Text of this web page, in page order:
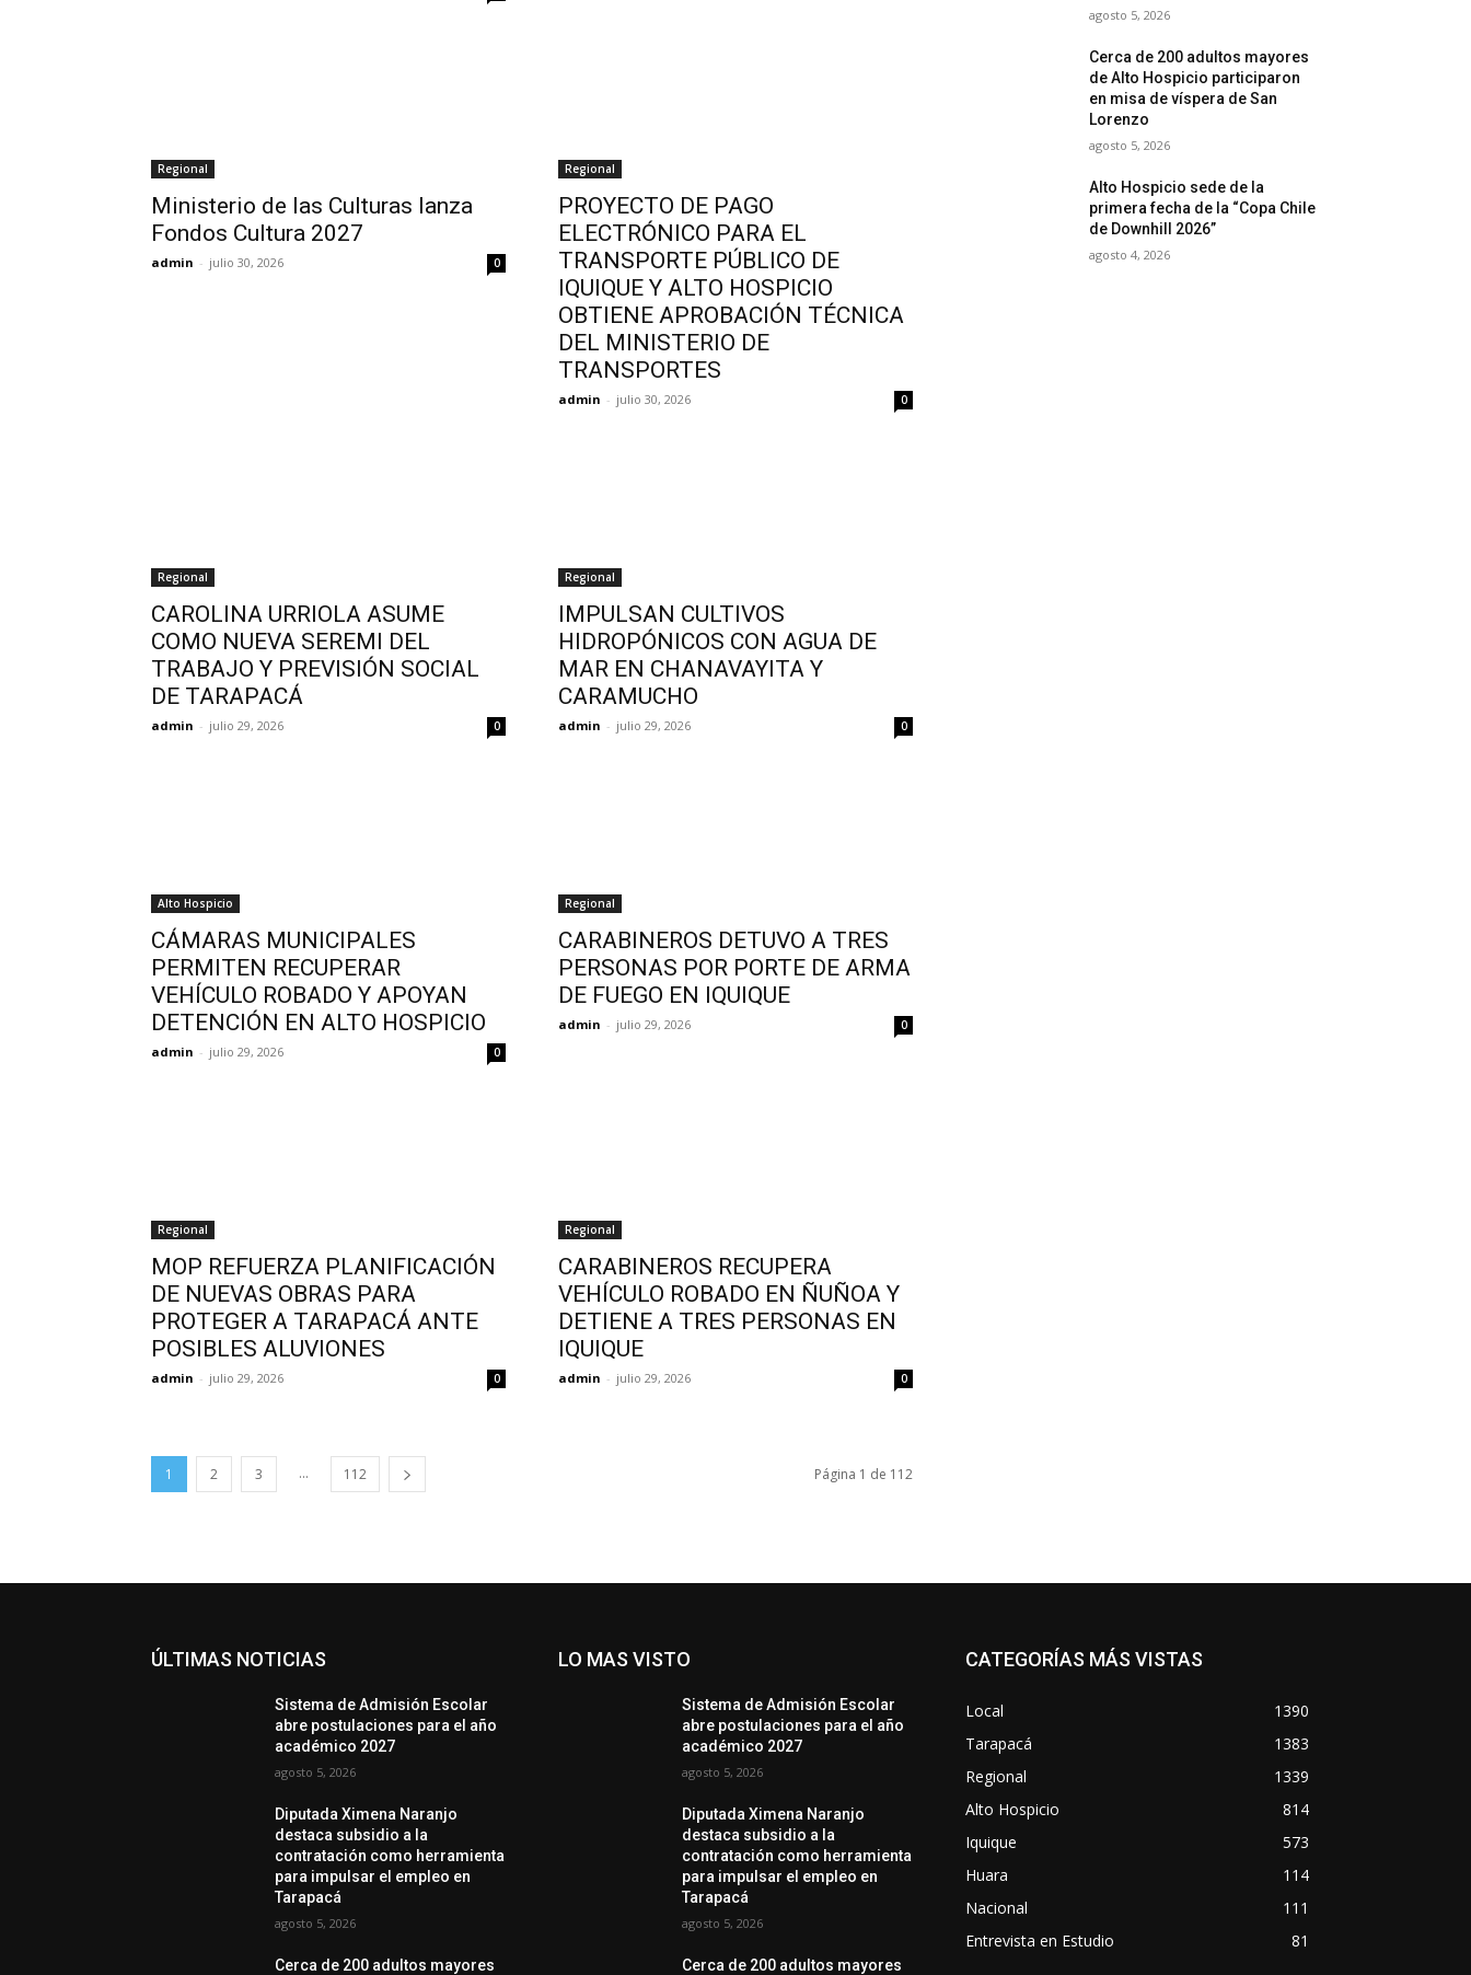
Regional
Ministerio de las Culturas lanza
Fondos Cultura 2027
admin - julio 30, 2026 0
Regional
PROYECTO DE PAGO
ELECTRÓNICO PARA EL
TRANSPORTE PÚBLICO DE
IQUIQUE Y ALTO HOSPICIO
OBTIENE APROBACIÓN TÉCNICA
DEL MINISTERIO DE
TRANSPORTES
admin - julio 30, 2026 0
Regional
CAROLINA URRIOLA ASUME
COMO NUEVA SEREMI DEL
TRABAJO Y PREVISIÓN SOCIAL
DE TARAPACÁ
admin - julio 29, 2026 0
Regional
IMPULSAN CULTIVOS
HIDROPÓNICOS CON AGUA DE
MAR EN CHANAVAYITA Y
CARAMUCHO
admin - julio 29, 2026 0
Alto Hospicio
CÁMARAS MUNICIPALES
PERMITEN RECUPERAR
VEHÍCULO ROBADO Y APOYAN
DETENCIÓN EN ALTO HOSPICIO
admin - julio 29, 2026 0
Regional
CARABINEROS DETUVO A TRES
PERSONAS POR PORTE DE ARMA
DE FUEGO EN IQUIQUE
admin - julio 29, 2026 0
Regional
MOP REFUERZA PLANIFICACIÓN
DE NUEVAS OBRAS PARA
PROTEGER A TARAPACÁ ANTE
POSIBLES ALUVIONES
admin - julio 29, 2026 0
Regional
CARABINEROS RECUPERA
VEHÍCULO ROBADO EN ÑUÑOA Y
DETIENE A TRES PERSONAS EN
IQUIQUE
admin - julio 29, 2026 0
1 2 3 ... 112 Página 1 de 112
agosto 5, 2026
Cerca de 200 adultos mayores
de Alto Hospicio participaron
en misa de víspera de San
Lorenzo
agosto 5, 2026
Alto Hospicio sede de la
primera fecha de la “Copa Chile
de Downhill 2026”
agosto 4, 2026
ÚLTIMAS NOTICIAS
Sistema de Admisión Escolar
abre postulaciones para el año
académico 2027
agosto 5, 2026
Diputada Ximena Naranjo
destaca subsidio a la
contratación como herramienta
para impulsar el empleo en
Tarapacá
agosto 5, 2026
Cerca de 200 adultos mayores
LO MAS VISTO
Sistema de Admisión Escolar
abre postulaciones para el año
académico 2027
agosto 5, 2026
Diputada Ximena Naranjo
destaca subsidio a la
contratación como herramienta
para impulsar el empleo en
Tarapacá
agosto 5, 2026
Cerca de 200 adultos mayores
CATEGORÍAS MÁS VISTAS
Local
1390
Tarapacá
1383
Regional
1339
Alto Hospicio
814
Iquique
573
Huara
114
Nacional
111
Entrevista en Estudio
81